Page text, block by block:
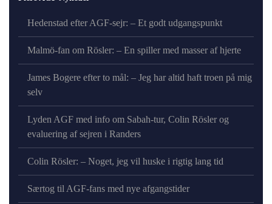
Hedenstad efter AGF-sejr: – Et godt udgangspunkt
Malmö-fan om Rösler: – En spiller med masser af hjerte
James Bogere efter to mål: – Jeg har altid haft troen på mig
selv
Lyden AGF med info om Sabah-tur, Colin Rösler og
evaluering af sejren i Randers
Colin Rösler: – Noget, jeg vil huske i rigtig lang tid
Særtog til AGF-fans med nye afgangstider